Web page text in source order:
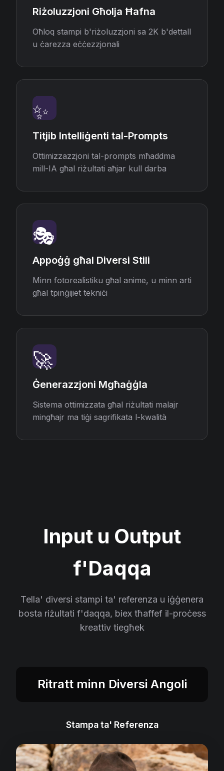
Riżoluzzjoni Għolja Ħafna
Oħloq stampi b'riżoluzzjoni sa 2K b'dettall
u ċarezza eċċezzjonali
✨
Titjib Intelliġenti tal-Prompts
Ottimizzazzjoni tal-prompts mħaddma
mill-IA għal riżultati aħjar kull darba
🎭
Appoġġ għal Diversi Stili
Minn fotorealistiku għal anime, u minn arti
għal tpinġijiet tekniċi
🚀
Ġenerazzjoni Mgħaġġla
Sistema ottimizzata għal riżultati malajr
mingħajr ma tiġi sagrifikata l-kwalità
Input u Output
f'Daqqa
Tella' diversi stampi ta' referenza u iġġenera
bosta riżultati f'daqqa, biex tħaffef il-proċess
kreattiv tiegħek
Ritratt minn Diversi Angoli
Stampa ta' Referenza